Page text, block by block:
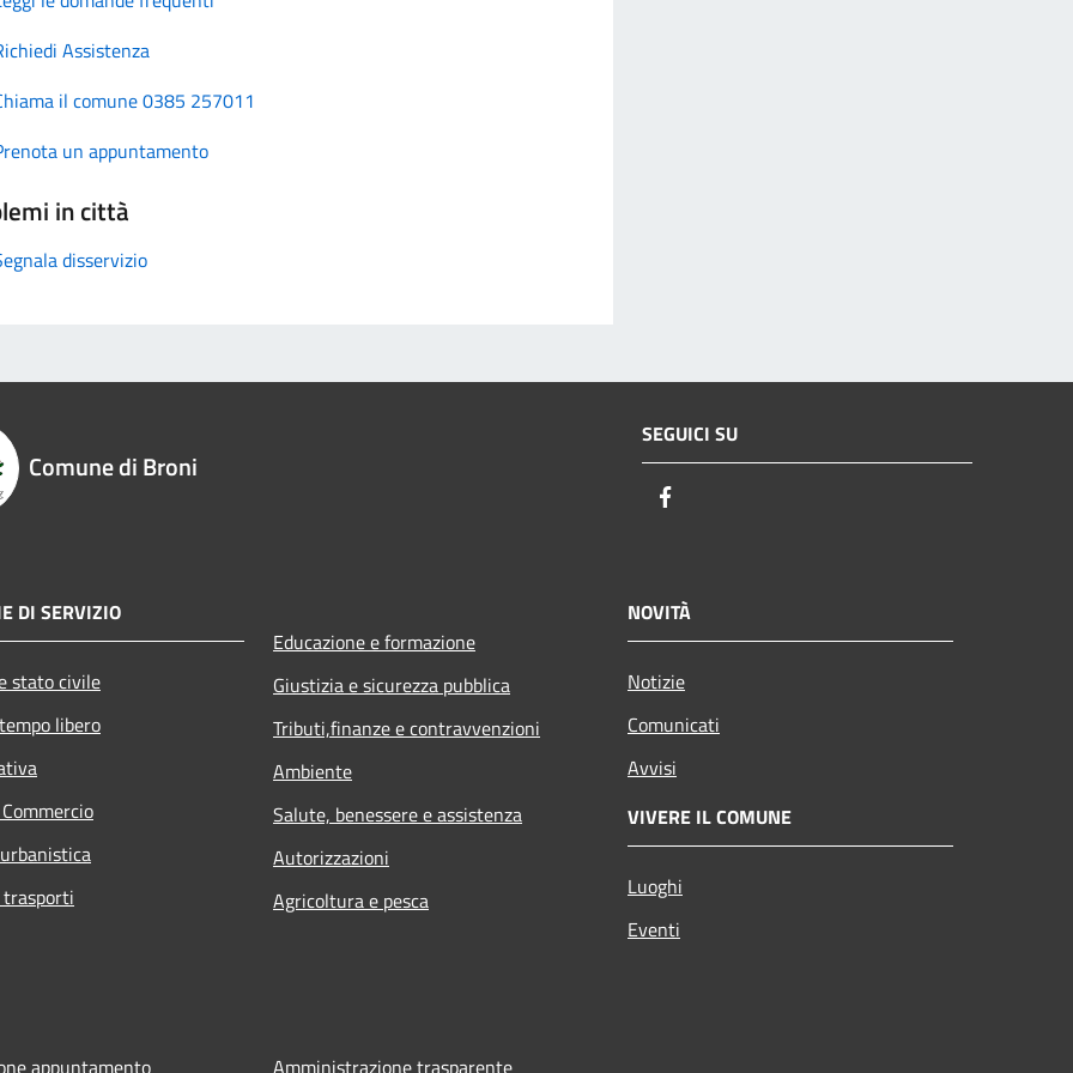
Assistenza
il comune 0385 257011
un appuntamento
in città
disservizio
Comune di Broni
SEGUICI SU
DI SERVIZIO
stato civile
libero
Educazione e formazione
Giustizia e sicurezza pubblica
Tributi,finanze e contravvenzioni
Ambiente
Salute, benessere e assistenza
Autorizzazioni
Agricoltura e pesca
NOVITÀ
Notizie
Comunicati
Avvisi
VIVERE IL COMUNE
Luoghi
Eventi
appuntamento Amministrazione trasparente